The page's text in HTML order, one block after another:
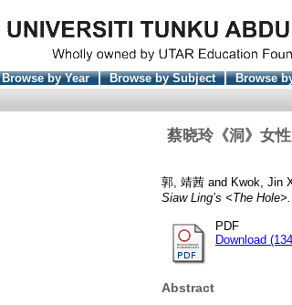
Browse by Year Browse by Subject Browse
蔡晓玲《洞》女
郭, 靖茜 and Kwok, Jin
Siaw Ling’s <The Hole>.
PDF
Download
Abstract